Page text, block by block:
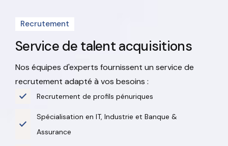
Recrutement
Service de talent acquisitions
Nos équipes d'experts fournissent un service de
recrutement adapté à vos besoins :
Recrutement de profils pénuriques
Spécialisation en IT, Industrie et Banque &
Assurance